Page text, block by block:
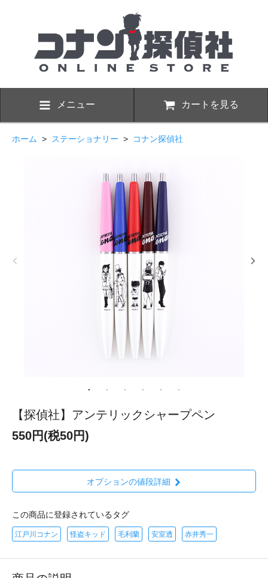
メニュー カートを見る
ホーム > ステーショナリー > コナン探偵社
【探偵社】アンテリックシャープペン
550円(税50円)
オプションの値段詳細
この商品に登録されているタグ
江戸川コナン 怪盗キッド 毛利蘭 安室透 赤井秀一